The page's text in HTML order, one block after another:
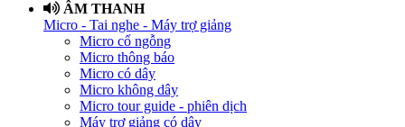
ÂM THANH
Micro - Tai nghe - Máy trợ giảng
Micro cổ ngỗng
Micro thông báo
Micro có dây
Micro không dây
Micro tour guide - phiên dịch
Máy trợ giảng có dây